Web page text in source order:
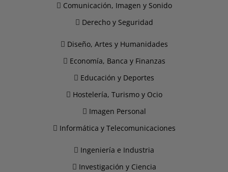
Comunicación, Imagen y Sonido
Derecho y Seguridad
Diseño, Artes y Humanidades
Economía, Banca y Finanzas
Educación y Deportes
Hostelería, Turismo y Ocio
Imagen Personal
Informática y Telecomunicaciones
Ingeniería e Industria
Investigación y Ciencia